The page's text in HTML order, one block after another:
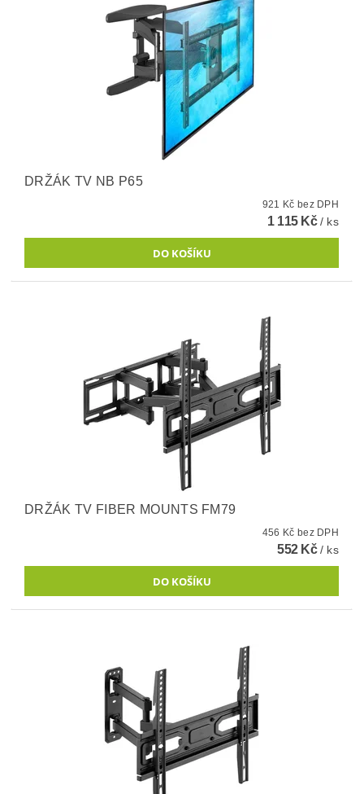
DRŽÁK TV NB P65
921 Kč bez DPH
1 115 Kč/ ks
DRŽÁK TV FIBER MOUNTS FM79
456 Kč bez DPH
552 Kč/ ks